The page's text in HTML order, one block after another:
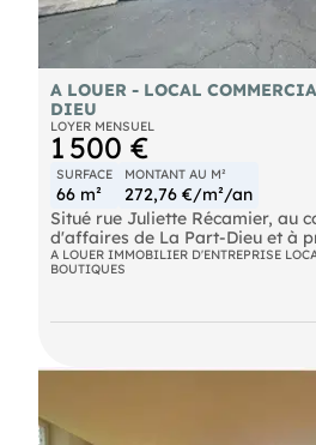
A LOUER - LOCAL
DIEU
LOYER MENSUEL
1 500 €
SURFACE
66 m²
MONTANT AU M²
272,76 €/m²/an
Situé rue Juliette Récamier, au
d'affaires de La Part-Dieu et à
commercial, local commercial
proposé en location pure. Libre
pour de nombreuses activités.
A LOUER IMMOBILIER D'ENTREPRISE
BOUTIQUES